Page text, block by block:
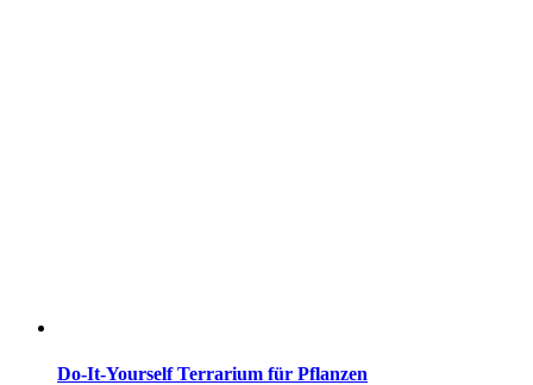
Do-It-Yourself Terrarium für Pflanzen